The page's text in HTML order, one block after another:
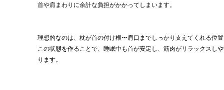
首や肩まわりに余計な負担がかかってしまいます。
理想的なのは、枕が首の付け根〜肩口までしっかり支えてくれる位
この状態を作ることで、睡眠中も首が安定し、筋肉がリラックスし
ります。